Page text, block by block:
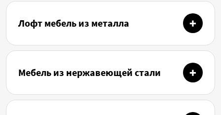
Лофт мебель из металла
Мебель из нержавеющей стали